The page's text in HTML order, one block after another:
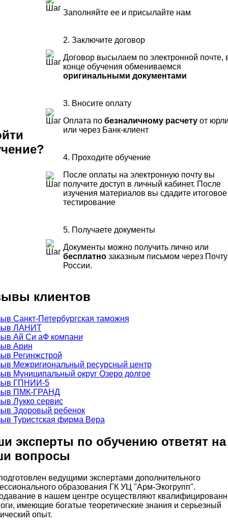
Заполняйте ее и присылайте нам
2. Заключите договор
Договор высылаем по электронной почте,
конце обучения обмениваемся
оригинальными документами
3. Вносите оплату
Оплата по безналичному расчетуот
или через Банк-клиент
4. Проходите обучение
После оплаты на электронную почту вы
получите доступ в личный кабинет. После
изучения материалов вы сдадите итоговое
тестирование
5. Получаете документы
Документы можно получить лично или
бесплатнозаказным письмом через Почту
России.
клиентов
эксперты по обучению ответят на
вопросы
ведущими экспертами дополнительного
образования ГК УЦ "Арм-Экогрупп".
в нашем центре осуществляют
имеющие богатые теоретические знания и серьезный
опыт.